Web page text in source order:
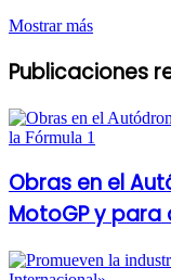
Mostrar más
Publicaciones
Obras en el
MotoGP y para